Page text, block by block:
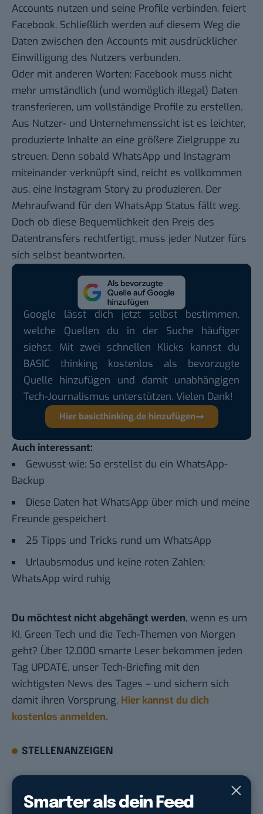
Smarter als dein Feed
Accounts nutzen und seine Profile verbinden, feiert
Facebook. Schließlich werden auf diesem Weg die
Daten zwischen den Accounts mit ausdrücklicher
Einwilligung des Nutzers verbunden.
Oder mit anderen Worten: Facebook muss nicht
mehr umständlich (und womöglich illegal) Daten
transferieren, um vollständige Profile zu erstellen.
Aus Nutzer- und Unternehmenssicht ist es leichter,
produzierte Inhalte an eine größere Zielgruppe zu
streuen. Denn sobald WhatsApp und Instagram
miteinander verknüpft sind, reicht es vollkommen
aus, eine Instagram Story zu produzieren. Der
Mehraufwand für den WhatsApp Status fällt weg.
Doch ob diese Bequemlichkeit den Preis des
Datentransfers rechtfertigt, muss jeder Nutzer fürs
sich selbst beantworten.
Google lässt dich jetzt selbst bestimmen,
welche Quellen du in der Suche häufiger
siehst. Mit zwei schnellen Klicks kannst du
BASIC thinking kostenlos als bevorzugte
Quelle hinzufügen und damit unabhängigen
Tech-Journalismus unterstützen. Vielen Dank!
Hier basicthinking.de hinzufügen
Auch interessant:
Gewusst wie: So erstellst du ein WhatsApp-
Backup
Diese Daten hat WhatsApp über mich und meine
Freunde gespeichert
25 Tipps und Tricks rund um WhatsApp
Urlaubsmodus und keine roten Zahlen:
WhatsApp wird ruhig
Du möchtest nicht abgehängt werden, wenn es um
KI, Green Tech und die Tech-Themen von Morgen
geht? Über 12.000 smarte Leser bekommen jeden
Tag UPDATE, unser Tech-Briefing mit den
wichtigsten News des Tages – und sichern sich
damit ihren Vorsprung. Hier kannst du dich
kostenlos anmelden.
STELLENANZEIGEN
moveUP Media GmbH inDüsseldorf